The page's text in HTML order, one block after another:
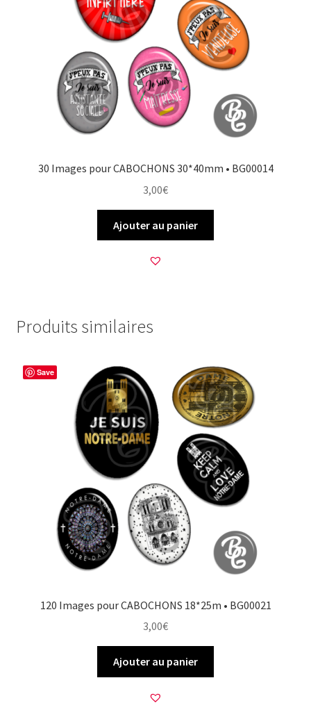
30 Images pour CABOCHONS 30*40mm • BG00014
3,00€
Ajouter au panier
Produits similaires
Save
120 Images pour CABOCHONS 18*25m • BG00021
3,00€
Ajouter au panier